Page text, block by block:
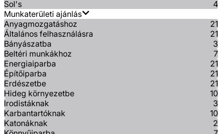
Sol's
4
Munkaterületi ajánlás
Anyagmozgatáshoz
21
Általános felhasználásra
21
Bányászatba
3
Beltéri munkákhoz
7
Energiaiparba
21
Építőiparba
21
Erdészetbe
21
Hideg környezetbe
10
Irodistáknak
3
Karbantartóknak
10
Katonáknak
2